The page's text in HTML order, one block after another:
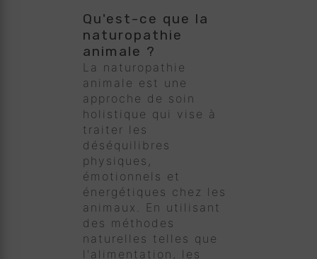
Qu'est-ce que la
naturopathie
animale ?
La naturopathie
animale est une
approche de soin
holistique qui vise à
traiter les
déséquilibres
physiques,
émotionnels et
énergétiques chez les
animaux. En utilisant
des méthodes
naturelles telles que
l'alimentation, les